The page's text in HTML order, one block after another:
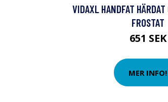
VIDAXL HANDFAT
FROSTAT
651 SEK
MER INFO!